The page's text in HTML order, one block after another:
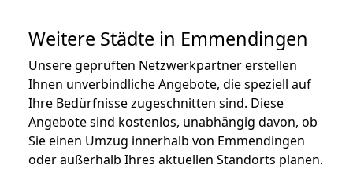
Weitere Städte in Emmendingen
Unsere geprüften Netzwerkpartner erstellen
Ihnen unverbindliche Angebote, die speziell auf
Ihre Bedürfnisse zugeschnitten sind. Diese
Angebote sind kostenlos, unabhängig davon, ob
Sie einen Umzug innerhalb von Emmendingen
oder außerhalb Ihres aktuellen Standorts planen.